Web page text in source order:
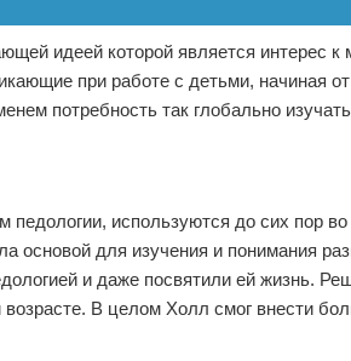
идеей которой является интерес
при работе с детьми, начиная
потребность так глобально
используются до сих пор
основой для изучения и понимания
и даже посвятили ей жизнь.
В целом Холл смог внести